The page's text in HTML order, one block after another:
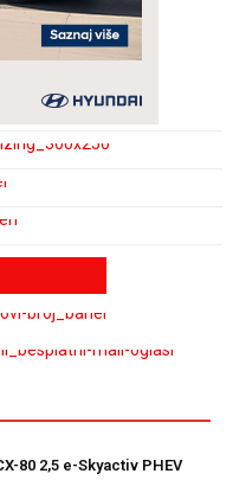
80 2,5 e-Skyactiv PHEV